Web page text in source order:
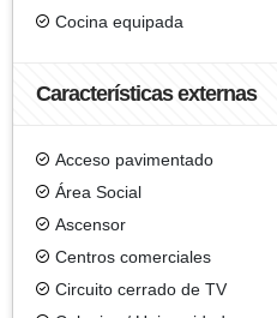
Cocina equipada
Características externas
Acceso pavimentado
Área Social
Ascensor
Centros comerciales
Circuito cerrado de TV